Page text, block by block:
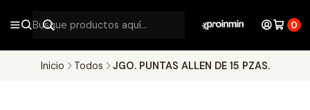
0
Inicio Todos JGO. PUNTAS ALLEN DE 15 PZAS.